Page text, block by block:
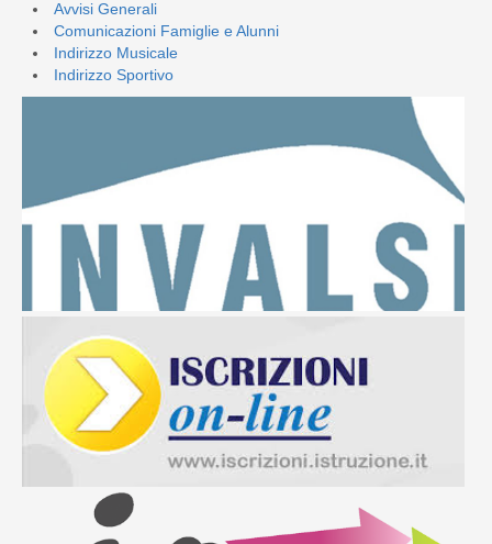
Avvisi Generali
Comunicazioni Famiglie e Alunni
Indirizzo Musicale
Indirizzo Sportivo